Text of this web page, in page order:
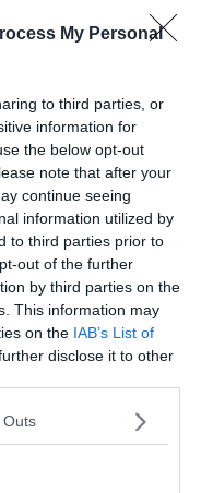
My Personal
to third parties, or
information for
the below opt-out
note that after your
continue seeing
information utilized by
to third parties prior to
out of the further
by third parties on the
This information may
on the IAB’s List of
disclose it to other
Outs
un lieu
budget